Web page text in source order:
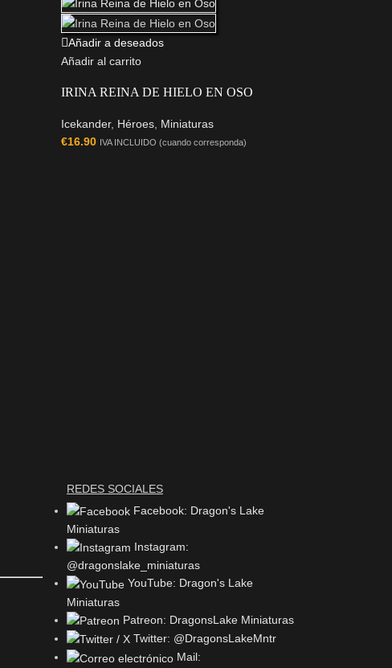
Añadir a deseados
Añadir al carrito
IRINA REINA DE HIELO EN OSO
Icekander, Héroes, Miniaturas
€16.90 IVA INCLUIDO (cuando corresponda)
REDES SOCIALES
Facebook: Dragon's Lake
Miniaturas
Instagram:
@dragonslake_miniaturas
YouTube: Dragon's Lake
Miniaturas
Patreon: DragonsLake Miniaturas
Twitter: @DragonsLakeMntr
Mail: